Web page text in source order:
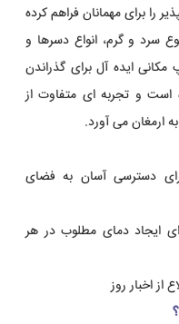
را برای مهمانان فراهم کرده
سرد و گرم، انواع دسرها و
ایده آل برای گذراندن
است و تجربه ای متفاوت از
ارمغان می آورد.
دسترسی آسان به فضای
ایجاد دمای مطلوب در هر
از اخبار روز